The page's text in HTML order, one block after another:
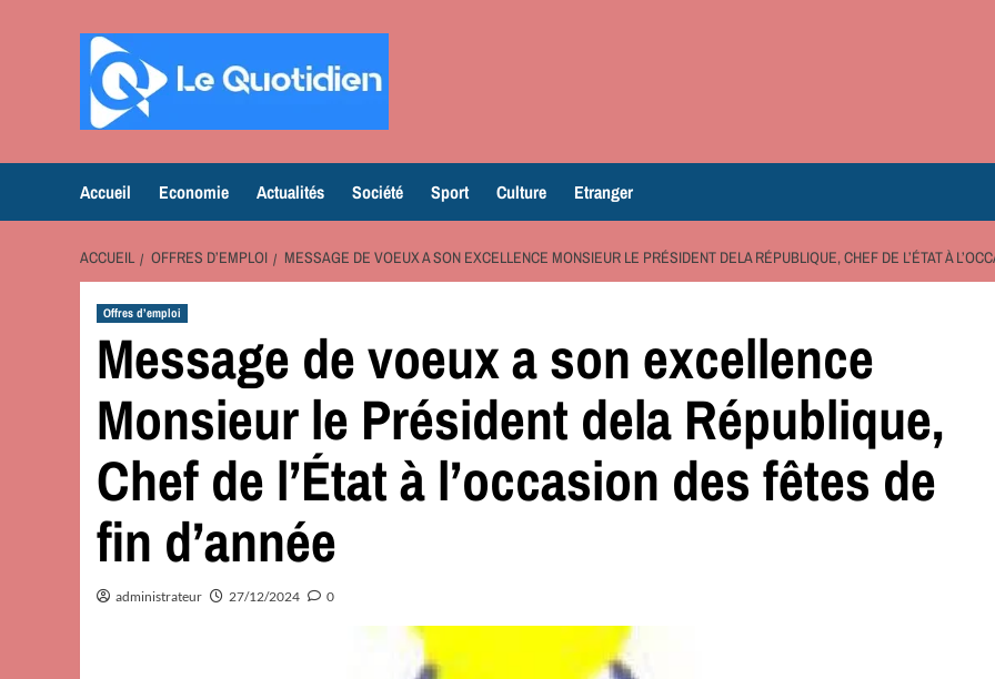
Accueil Economie Actualités Société Sport Culture Etranger
ACCUEIL OFFRES D’EMPLOI MESSAGE DE VOEUX A SON EXCELLENCE MONSIEUR LE PRÉSIDENT DELA RÉPUBLIQUE, CHEF DE L’ÉTAT À
Offres d’emploi
Message de voeux a son excellence
Monsieur le Président dela République,
Chef de l’État à l’occasion des fêtes de
fin d’année
administrateur 27/12/2024 0